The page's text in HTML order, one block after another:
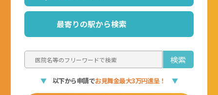
無料相談
365日
最寄りの駅から検索
▼以下から申請でお見舞金最大3万円進呈！ ▼